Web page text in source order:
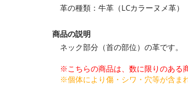
革の種類：牛革（LCカラーヌメ革）
商品の説明
ネック部分（首の部位）の革です。
※こちらの商品は、数に限りのある
※個体により傷・シワ・穴等が含ま